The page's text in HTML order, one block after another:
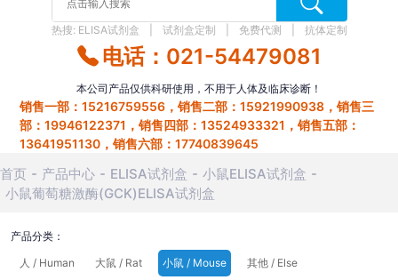
热搜: ELISA试剂盒 试剂盒定制 免费代测 抗体定制
电话：021-54479081
本公司产品仅供科研使用，不用于人体及临床诊断！
销售一部：15216759556，销售二部：15921990938，销售三
部：19946122371，销售四部：13524933321，销售五部：
13641951130，销售六部：17740839645
首页 产品中心 ELISA试剂盒
小鼠ELISA试剂盒
小鼠葡萄糖激酶(GCK)ELISA试剂盒
产品分类：
人 / Human
大鼠 / Rat 小鼠 / Mouse 其他 / Else